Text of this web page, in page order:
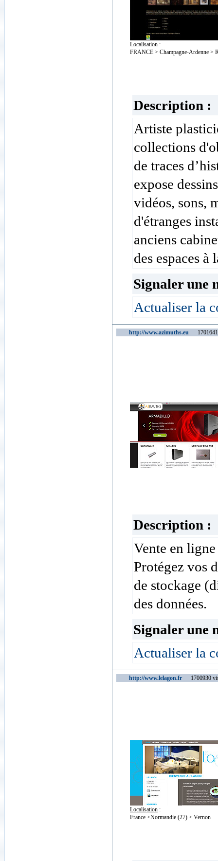
Localisation :
FRANCE > Champagne-Ardenne >
Description :
Artiste
collections
de traces
expose
vidéos, sons,
d'étranges
anciens
des espaces
Signaler une
Actualiser la
http://www.azimuths.eu 1701641
Description :
Vente en
Protégez vos
de stockage
des données.
Signaler une
Actualiser la
http://www.lelagon.fr 1700930
Localisation :
France >Normandie (27) > Vernon